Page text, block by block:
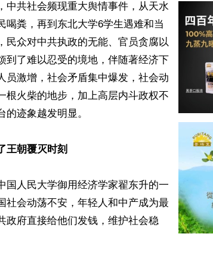
中共社会频现重大舆情事件，从天水
喝粪，再到东北大学6学生遇难和当
民众对中共执政的无能、官员贪腐以
到了难以忍受的境地，伴随著经济下
员激增，社会矛盾集中爆发，社会动
根火柴的地步，加上高层内斗政权不
迹象越发明显。
王朝覆灭时刻
国人民大学御用经济学家翟东升的一
社会动荡不安，年轻人和中产成为最
政府直接给他们发钱，维护社会稳